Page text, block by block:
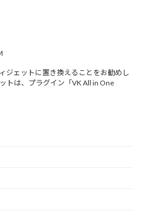
ジェットに置き換えることをお勧めし
トは、プラグイン「VK All in One